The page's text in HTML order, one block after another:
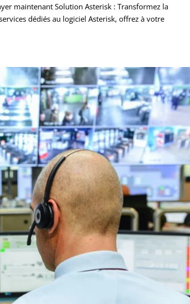
maintenant Solution Asterisk : Transformez la
dédiés au logiciel Asterisk, offrez à votre